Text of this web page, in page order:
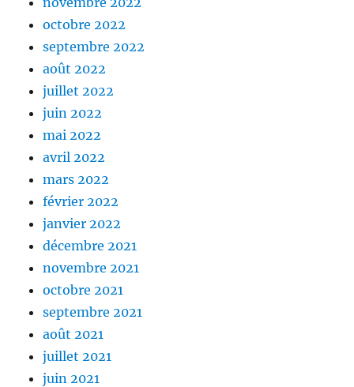
octobre 2022
septembre 2022
août 2022
juillet 2022
juin 2022
mai 2022
avril 2022
mars 2022
février 2022
janvier 2022
décembre 2021
novembre 2021
octobre 2021
septembre 2021
août 2021
juillet 2021
juin 2021